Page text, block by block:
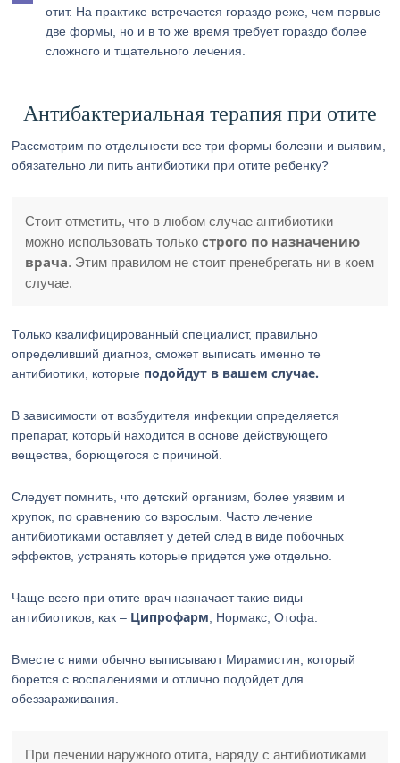
отит. На практике встречается гораздо реже, чем первые
две формы, но и в то же время требует гораздо более
сложного и тщательного лечения.
Антибактериальная терапия при отите
Рассмотрим по отдельности все три формы болезни и выявим,
обязательно ли пить антибиотики при отите ребенку?
Стоит отметить, что в любом случае антибиотики
можно использовать толькострого по назначению
врача. Этим правилом не стоит пренебрегать ни в коем
случае.
Только квалифицированный специалист, правильно
определивший диагноз, сможет выписать именно те
антибиотики, которые подойдут в вашем случае.
В зависимости от возбудителя инфекции определяется
препарат, который находится в основе действующего
вещества, борющегося с причиной.
Следует помнить, что детский организм, более уязвим и
хрупок, по сравнению со взрослым. Часто лечение
антибиотиками оставляет у детей след в виде побочных
эффектов, устранять которые придется уже отдельно.
Чаще всего при отите врач назначает такие виды
антибиотиков, как – Ципрофарм , Нормакс, Отофа.
Вместе с ними обычно выписывают Мирамистин, который
борется с воспалениями и отлично подойдет для
обеззараживания.
При лечении наружного отита, наряду с антибиотиками